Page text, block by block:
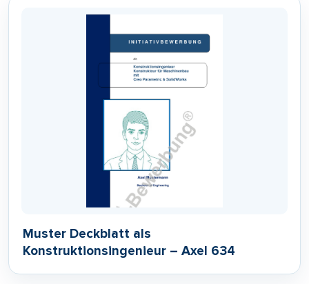
Muster Deckblatt als
Konstruktionsingenieur – Axel 634